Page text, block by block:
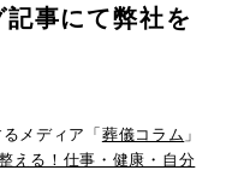
記事にて弊社を
メディア「 葬儀コラム 」
える！仕事・健康・自分